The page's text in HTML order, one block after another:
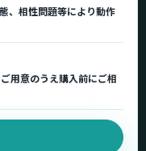
、相性問題等により動作
用意のうえ購入前にご相
症状別サポート
良復旧サービス